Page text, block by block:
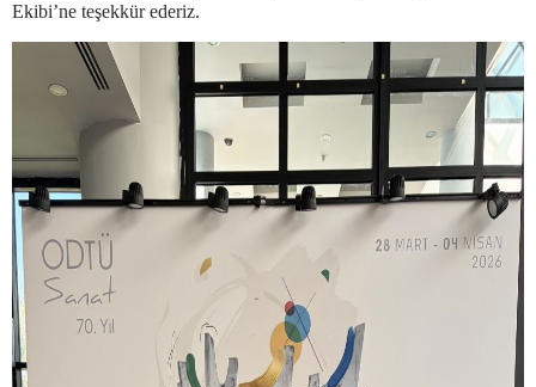
Ekibi’ne teşekkür ederiz.